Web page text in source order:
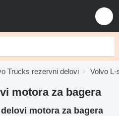
Trucks rezervni delovi Volvo L-
motora za bagerа
motora za bagerа